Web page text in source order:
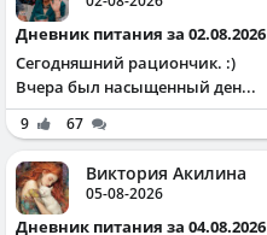
Дневник питания за 02.08.2026
Сегодняшний рациончик. :)
Вчера был насыщенный ден...
9 67
Виктория Акилина
05-08-2026
Дневник питания за 04.08.2026